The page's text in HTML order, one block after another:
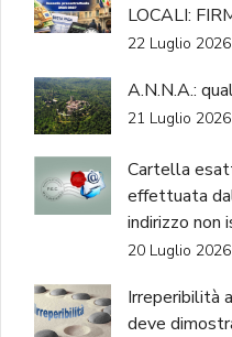
LOCALI:
22 Luglio 2026
A.N.N.A.:
21 Luglio 2026
Cartella
effettuata
indirizzo non
20 Luglio 2026
Irreperibilità
deve